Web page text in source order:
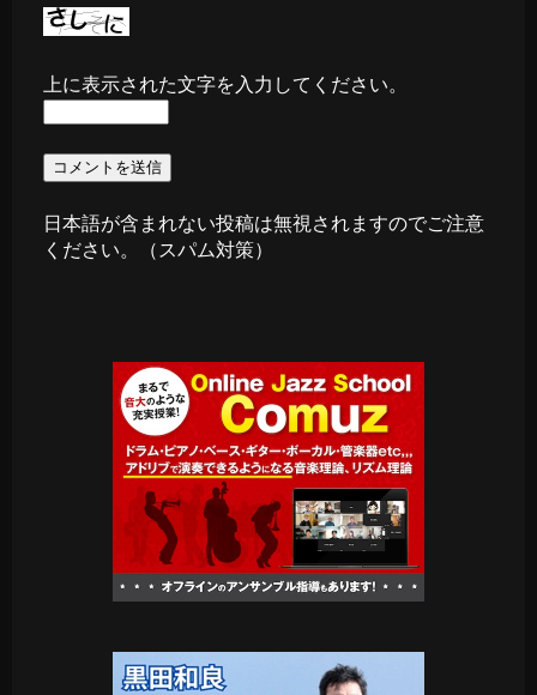
上に表示された文字を入力してください。
日本語が含まれない投稿は無視されますのでご注意
ください。（スパム対策）